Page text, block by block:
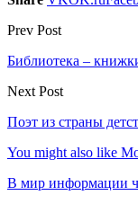
Prev Post
Библиотека –
Next Post
Поэт из страны
You might also like
В мир информации